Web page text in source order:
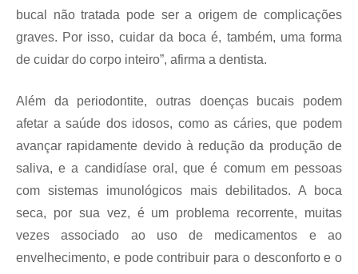
bucal não tratada pode ser a origem de complicações
graves. Por isso, cuidar da boca é, também, uma forma
de cuidar do corpo inteiro”, afirma a dentista.
Além da periodontite, outras doenças bucais podem
afetar a saúde dos idosos, como as cáries, que podem
avançar rapidamente devido à redução da produção de
saliva, e a candidíase oral, que é comum em pessoas
com sistemas imunológicos mais debilitados. A boca
seca, por sua vez, é um problema recorrente, muitas
vezes associado ao uso de medicamentos e ao
envelhecimento, e pode contribuir para o desconforto e o